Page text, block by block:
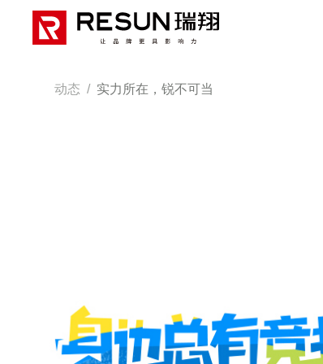
动态 / 实力所在，锐不可当